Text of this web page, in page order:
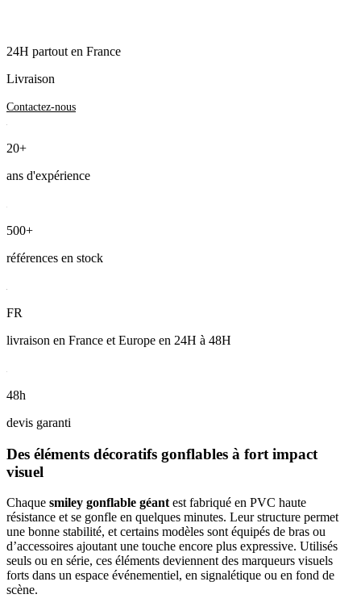
24H partout en France
Livraison
Contactez-nous
20+
ans d'expérience
500+
références en stock
FR
livraison en France et Europe en 24H à 48H
48h
devis garanti
Des éléments décoratifs gonflables à fort impact
visuel
Chaque smiley gonflable géant est fabriqué en PVC haute
résistance et se gonfle en quelques minutes. Leur structure permet
une bonne stabilité, et certains modèles sont équipés de bras ou
d’accessoires ajoutant une touche encore plus expressive. Utilisés
seuls ou en série, ces éléments deviennent des marqueurs visuels
forts dans un espace événementiel, en signalétique ou en fond de
scène.